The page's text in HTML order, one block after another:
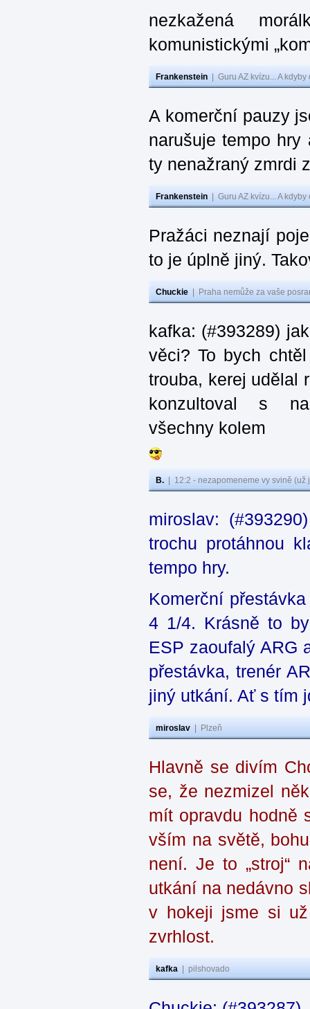
nezkažená
komunistickými
Frankenstein Guru AZ kvízu... A
A komerční pauzy
narušuje tempo
ty nenažraný zmrdi
Frankenstein Guru AZ kvízu... A
Pražáci neznají
to je úplně jiný.
Chuckie Praha nemůže za vaše
kafka: (#393289)
věci? To bych
trouba, kerej udělal
konzultoval s
všechny kolem
B. 12:2 - nezapomeneme vy svině
miroslav:
trochu protáhnou
tempo hry.
Komerční
4 1/4. Krásně to
ESP zaoufalý ARG
přestávka, trenér
jiný utkání. Ať s tím
miroslav Plzeň
Hlavně se divím
se, že nezmizel
mít opravdu hodně
vším na světě,
není. Je to „stroj“
utkání na nedávno
v hokeji jsme si
zvrhlost.
kafka pilshovado